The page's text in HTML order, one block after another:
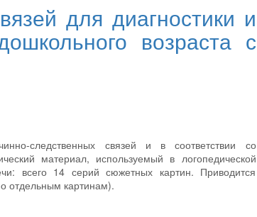
для диагностики и
возраста с
следственных связей и в соответствии со
материал, используемый в логопедической
всего 14 серий сюжетных картин. Приводится
отдельным картинам).